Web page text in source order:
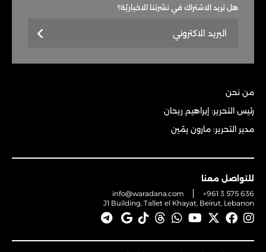
هل تريد الاشتراك في نشرتنا الاخباريّة؟
من نحن
رئيس التحرير: إبراهيم ريحان
مدير التحرير: مارون يمّين
للتواصل معنا
info@waradana.com
+961 3 575 636
J1 Building, Tallet el Khayat, Beirut, Lebanon